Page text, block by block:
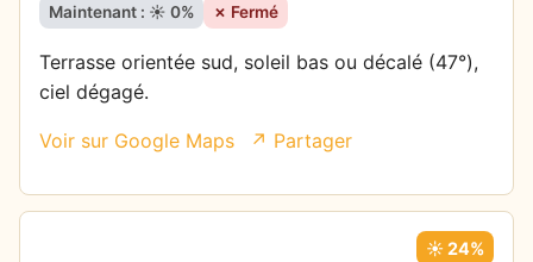
Maintenant : ☀️ 0% ✗ Fermé
Terrasse orientée sud, soleil bas ou décalé (47°),
ciel dégagé.
Voir sur Google Maps ↗ Partager
☀️ 24%